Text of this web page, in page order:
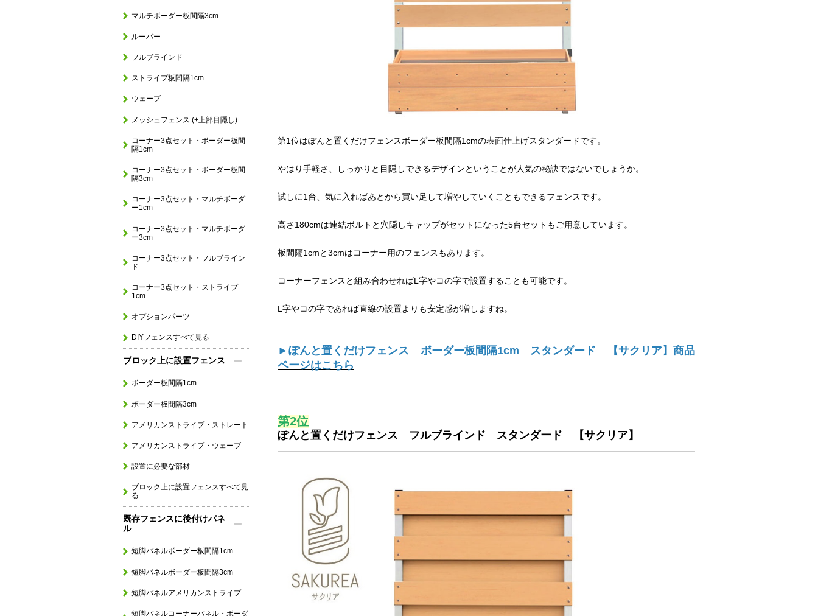
マルチボーダー板間隔3cm
ルーバー
フルブラインド
ストライプ板間隔1cm
ウェーブ
メッシュフェンス (+上部目隠し)
コーナー3点セット・ボーダー板間
隔1cm
コーナー3点セット・ボーダー板間
隔3cm
コーナー3点セット・マルチボーダ
ー1cm
コーナー3点セット・マルチボーダ
ー3cm
コーナー3点セット・フルブライン
ド
コーナー3点セット・ストライプ
1cm
オプションパーツ
DIYフェンスすべて見る
ブロック上に設置フェンス
ボーダー板間隔1cm
ボーダー板間隔3cm
アメリカンストライプ・ストレート
アメリカンストライプ・ウェーブ
設置に必要な部材
ブロック上に設置フェンスすべて見
る
既存フェンスに後付けパネ
ル
短脚パネルボーダー板間隔1cm
短脚パネルボーダー板間隔3cm
短脚パネルアメリカンストライプ
短脚パネルコーナーパネル・ボーダ
第1位はぽんと置くだけフェンスボーダー板間隔1cmの表面仕上げスタンダードです。
やはり手軽さ、しっかりと目隠しできるデザインということが人気の秘訣ではないでしょうか。
試しに1台、気に入ればあとから買い足して増やしていくこともできるフェンスです。
高さ180cmは連結ボルトと穴隠しキャップがセットになった5台セットもご用意しています。
板間隔1cmと3cmはコーナー用のフェンスもあります。
コーナーフェンスと組み合わせればL字やコの字で設置することも可能です。
L字やコの字であれば直線の設置よりも安定感が増しますね。
► ぽんと置くだけフェンス ボーダー板間隔1cm スタンダード 【サクリア】商品
ページはこちら
第2位
ぽんと置くだけフェンス フルブラインド スタンダード 【サクリア】